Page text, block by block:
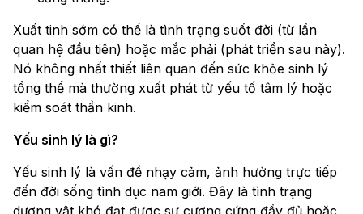
Xuất tinh sớm có thể là tình trạng suốt đời (từ lần
quan hệ đầu tiên) hoặc mắc phải (phát triển sau này).
Nó không nhất thiết liên quan đến sức khỏe sinh lý
tổng thể mà thường xuất phát từ yếu tố tâm lý hoặc
kiểm soát thần kinh.
Yếu sinh lý là gì?
Yếu sinh lý là vấn đề nhạy cảm, ảnh hưởng trực tiếp
đến đời sống tình dục nam giới. Đây là tình trạng